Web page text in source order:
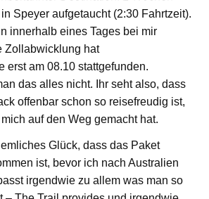
Speyer aufgetaucht (2:30 Fahrtzeit).
innerhalb eines Tages bei mir
Zollabwicklung hat
erst am 08.10 stattgefunden.
das alles nicht. Ihr seht also, dass
offenbar schon so reisefreudig ist,
auf den Weg gemacht hat.
Glück, dass das Paket
ist, bevor ich nach Australien
irgendwie zu allem was man so